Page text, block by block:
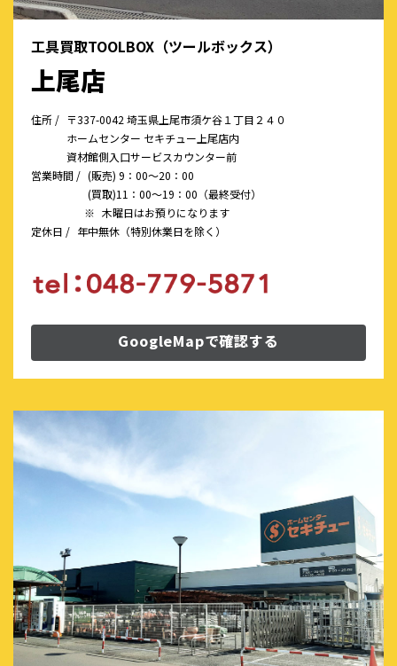
工具買取TOOLBOX（ツールボックス）
上尾店
住所 / 〒337-0042 埼玉県上尾市須ケ谷１丁目２４０
ホームセンター セキチュー上尾店内
資材館側入口サービスカウンター前
営業時間 / (販売) 9：00～20：00
(買取)11：00～19：00（最終受付）
※ 木曜日はお預りになります
定休日 / 年中無休（特別休業日を除く）
GoogleMapで確認する